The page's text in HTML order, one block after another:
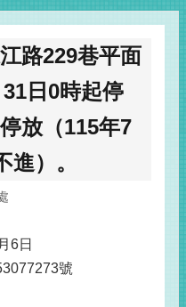
路229巷平面
日0時起停
放（115年7
進）。
6日
號